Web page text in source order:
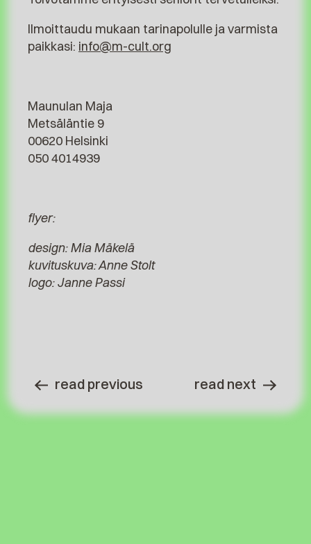
Ilmoittaudu mukaan tarinapolulle ja varmista
paikkasi: info@m-cult.org
Maunulan Maja
Metsäläntie 9
00620 Helsinki
050 4014939
flyer:
design: Mia Mäkelä
kuvituskuva: Anne Stolt
logo: Janne Passi
read previous read next